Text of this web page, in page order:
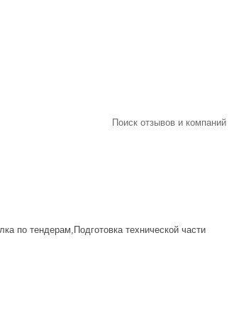
Поиск отзывов и компаний
по тендерам,Подготовка технической части